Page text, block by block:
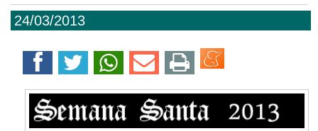
24/03/2013